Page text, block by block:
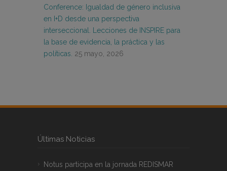
Conference: Igualdad de género inclusiva
en I+D desde una perspectiva
interseccional. Lecciones de INSPIRE para
la base de evidencia, la práctica y las
políticas. 25 mayo, 2026
Últimas Noticias
Notus participa en la jornada REDISMAR